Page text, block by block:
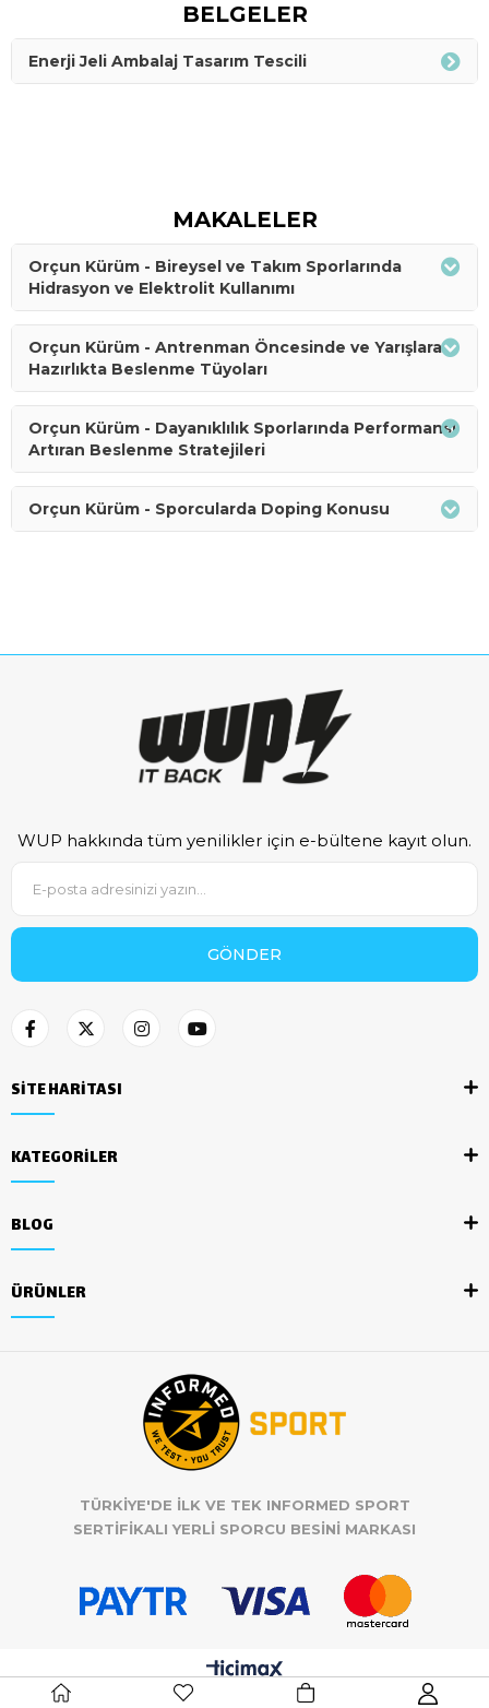
BELGELER
Enerji Jeli Ambalaj Tasarım Tescili
MAKALELER
Orçun Kürüm - Bireysel ve Takım Sporlarında
Hidrasyon ve Elektrolit Kullanımı
Orçun Kürüm - Antrenman Öncesinde ve Yarışlara
Hazırlıkta Beslenme Tüyoları
Orçun Kürüm - Dayanıklılık Sporlarında Performansı
Artıran Beslenme Stratejileri
Orçun Kürüm - Sporcularda Doping Konusu
WUP hakkında tüm yenilikler için e-bültene kayıt olun.
GÖNDER
SİTE HARİTASI
KATEGORİLER
BLOG
ÜRÜNLER
TÜRKİYE'DE İLK VE TEK INFORMED SPORT
SERTİFİKALI YERLİ SPORCU BESİNİ MARKASI